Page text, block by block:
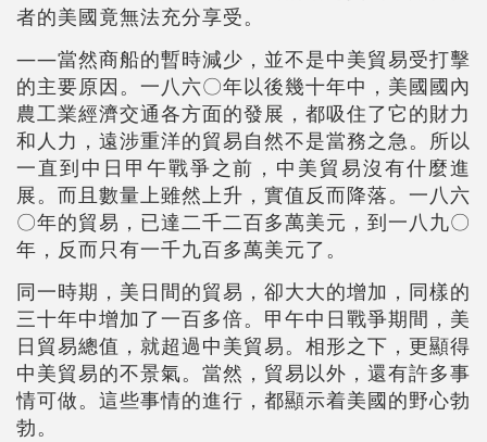
者的美國竟無法充分享受。
——當然商船的暫時減少，並不是中美貿易受打擊
的主要原因。一八六〇年以後幾十年中，美國國內
農工業經濟交通各方面的發展，都吸住了它的財力
和人力，遠涉重洋的貿易自然不是當務之急。所以
一直到中日甲午戰爭之前，中美貿易沒有什麼進
展。而且數量上雖然上升，實值反而降落。一八六
〇年的貿易，已達二千二百多萬美元，到一八九〇
年，反而只有一千九百多萬美元了。
同一時期，美日間的貿易，卻大大的增加，同樣的
三十年中增加了一百多倍。甲午中日戰爭期間，美
日貿易總值，就超過中美貿易。相形之下，更顯得
中美貿易的不景氣。當然，貿易以外，還有許多事
情可做。這些事情的進行，都顯示着美國的野心勃
勃。